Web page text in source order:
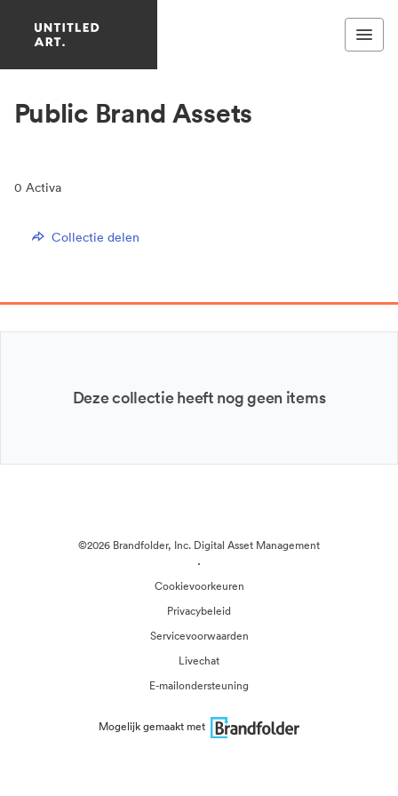
Public Brand Assets
0 Activa
Collectie delen
Deze collectie heeft nog geen items
©2026 Brandfolder, Inc. Digital Asset Management
·
Cookievoorkeuren
Privacybeleid
Servicevoorwaarden
Livechat
E-mailondersteuning
Mogelijk gemaakt met